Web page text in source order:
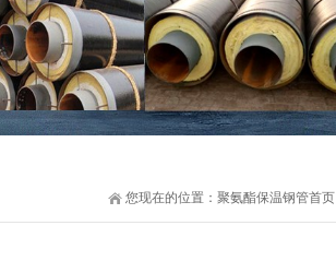
您现在的位置： 聚氨酯保温钢管首页